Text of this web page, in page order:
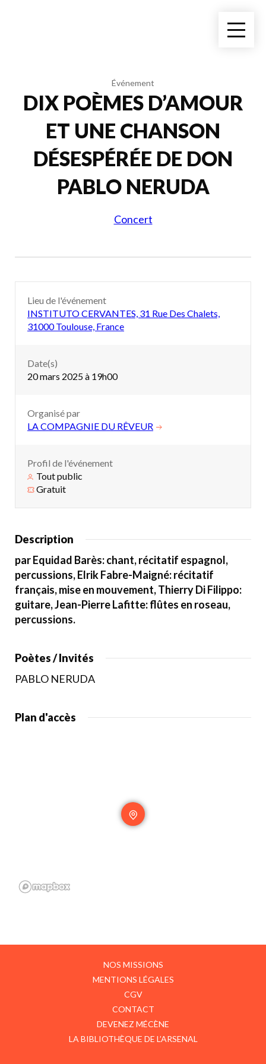
Événement
DIX POÈMES D’AMOUR
ET UNE CHANSON
DÉSESPÉRÉE DE DON
PABLO NERUDA
Concert
Lieu de l'événement
INSTITUTO CERVANTES, 31 Rue Des Chalets,
31000 Toulouse, France
Date(s)
20 mars 2025 à 19h00
Organisé par
LA COMPAGNIE DU RÊVEUR
Profil de l'événement
Tout public
Gratuit
Description
par Equidad Barès: chant, récitatif espagnol,
percussions, Elrik Fabre-Maigné: récitatif
français, mise en mouvement,Thierry Di Filippo:
guitare, Jean-Pierre Lafitte: flûtes en roseau,
percussions.
Poètes / Invités
PABLO NERUDA
Plan d'accès
NOS MISSIONS
MENTIONS LÉGALES
CGV
CONTACT
DEVENEZ MÉCÈNE
LA BIBLIOTHÈQUE DE L’ARSENAL